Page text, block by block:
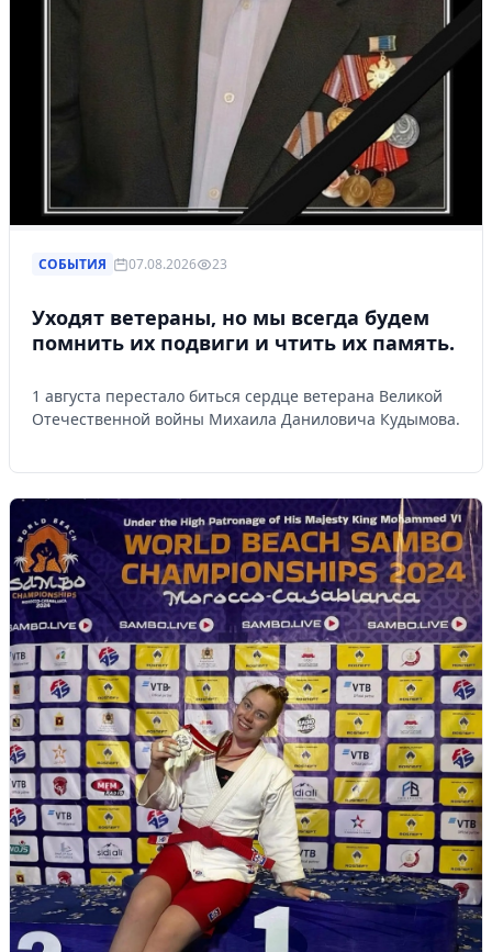
СОБЫТИЯ 07.08.2026 23
Уходят ветераны, но мы всегда будем
помнить их подвиги и чтить их память.
1 августа перестало биться сердце ветерана Великой
Отечественной войны Михаила Даниловича Кудымова.